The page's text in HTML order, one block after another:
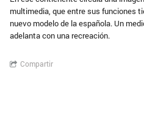
multimedia, que entre sus funciones
nuevo modelo de la española. Un
adelanta con una recreación.
Compartir